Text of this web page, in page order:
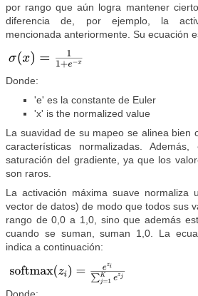
por rango que aún logra mantener
diferencia de, por ejemplo, la
mencionada anteriormente. Su ecuación
Donde:
'e' es la constante de Euler
'x' is the normalized value
La suavidad de su mapeo se alinea bien
características normalizadas.
saturación del gradiente, ya que los
son raros.
La activación máxima suave normaliza
vector de datos) de modo que todos sus
rango de 0,0 a 1,0, sino que además
cuando se suman, suman 1,0. La
indica a continuación: